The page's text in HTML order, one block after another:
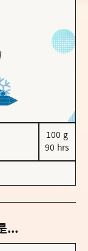
100 g
90 hrs
...